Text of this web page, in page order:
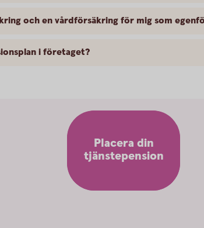
och en vårdförsäkring för mig som
i företaget?
Placera din
tjänstepension